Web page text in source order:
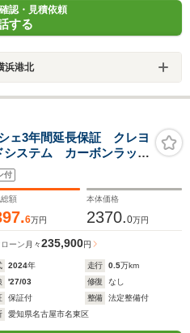
認・見積依頼
する
浜港北
3年間延長保証 クレヨ
ステム カーボンラッピ
ライトデザインパッ
ス
付
額
6万円
本体価格
2370.0万円
ーン 月々235,900円
2024年 走行 0.5万km
'27/03 修復
なし
保証付 整備
法定整備付
愛知県名古屋市名東区